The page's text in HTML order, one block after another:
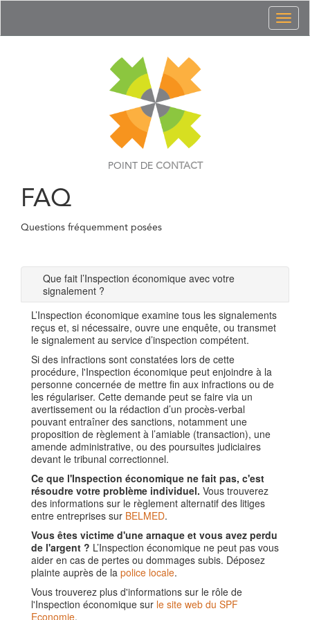
POINT DE CONTACT
FAQ
Questions fréquemment posées
Que fait l’Inspection économique avec votre
signalement ?
L’Inspection économique examine tous les signalements
reçus et, si nécessaire, ouvre une enquête, ou transmet
le signalement au service d’inspection compétent.
Si des infractions sont constatées lors de cette
procédure, l'Inspection économique peut enjoindre à la
personne concernée de mettre fin aux infractions ou de
les régulariser. Cette demande peut se faire via un
avertissement ou la rédaction d’un procès-verbal
pouvant entraîner des sanctions, notamment une
proposition de règlement à l’amiable (transaction), une
amende administrative, ou des poursuites judiciaires
devant le tribunal correctionnel.
Ce que l'Inspection économique ne fait pas, c'est
résoudre votre problème individuel. Vous trouverez
des informations sur le règlement alternatif des litiges
entre entreprises sur BELMED.
Vous êtes victime d'une arnaque et vous avez perdu
de l'argent ? L’Inspection économique ne peut pas vous
aider en cas de pertes ou dommages subis. Déposez
plainte auprès de la police locale.
Vous trouverez plus d'informations sur le rôle de
l'Inspection économique sur le site web du SPF
Economie.